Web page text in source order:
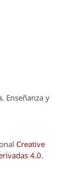
Enseñanza y
Creative
4.0.